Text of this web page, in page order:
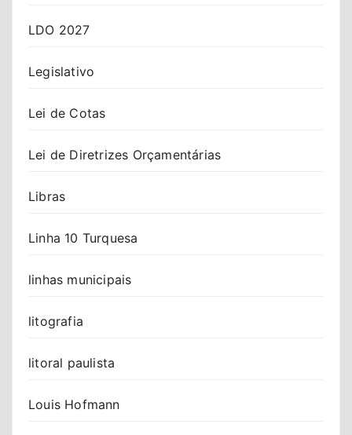
LDO 2027
Legislativo
Lei de Cotas
Lei de Diretrizes Orçamentárias
Libras
Linha 10 Turquesa
linhas municipais
litografia
litoral paulista
Louis Hofmann